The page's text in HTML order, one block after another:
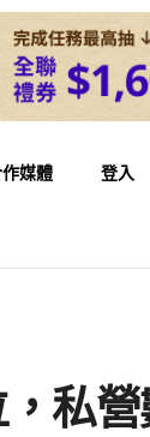
媒體 登入
私